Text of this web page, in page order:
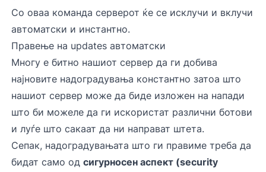
Со оваа команда серверот ќе се исклучи и вклучи
автоматски и инстантно.
Правење на updates автоматски
Многу е битно нашиот сервер да ги добива
најновите надоградувања константно затоа што
нашиот сервер може да биде изложен на напади
што би можеле да ги искористат различни ботови
и луѓе што сакаат да ни направат штета.
Сепак, надоградувањата што ги правиме треба да
бидат само од сигурносен аспект (security